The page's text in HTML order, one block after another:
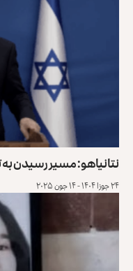
نتانیاهو: مسیر رسیدن به
۲۴ جوزا ۱۴۰۴ - ۱۴ جون ۲۰۲۵